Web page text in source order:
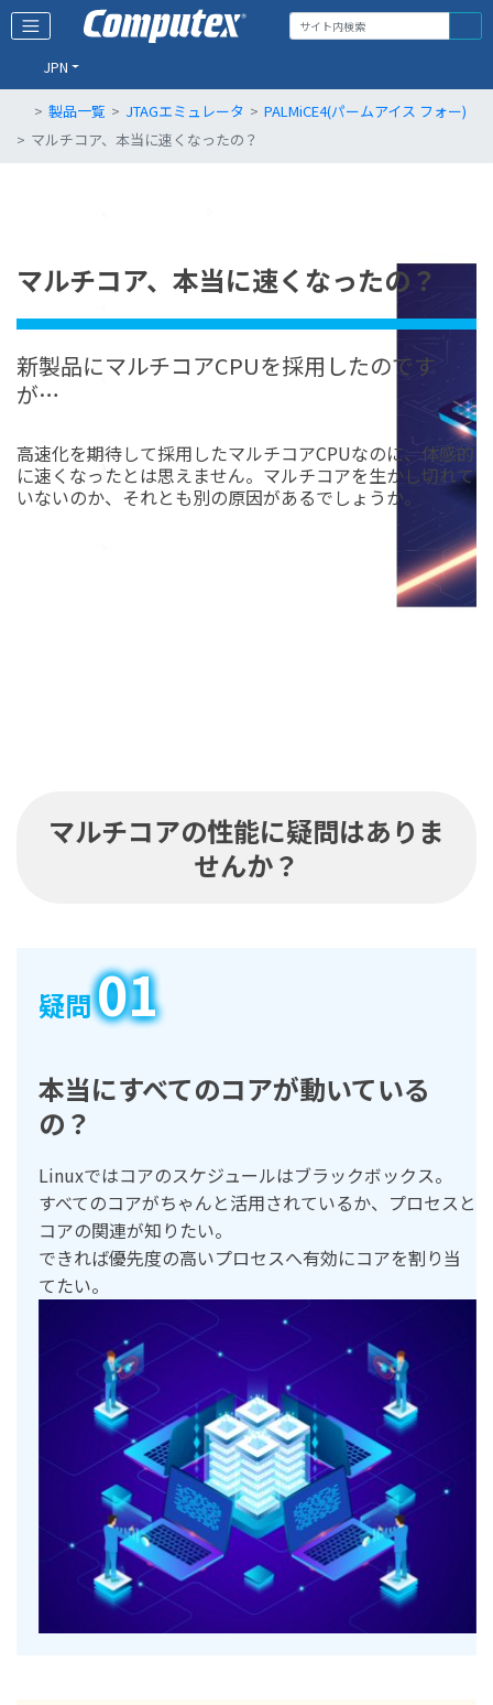
JPN
製品一覧 JTAGエミュレータ
PALMiCE4(パームアイス フォー)
マルチコア、本当に速くなったの？
マルチコア、本当に速くなったの？
新製品にマルチコアCPUを採用したのです
が…
高速化を期待して採用したマルチコアCPUなのに、体感的
に速くなったとは思えません。マルチコアを生かし切れて
いないのか、それとも別の原因があるでしょうか。
マルチコアの性能に疑問はありま
せんか？
疑問01
本当にすべてのコアが動いている
の？
Linuxではコアのスケジュールはブラックボックス。
すべてのコアがちゃんと活用されているか、プロセスと
コアの関連が知りたい。
できれば優先度の高いプロセスへ有効にコアを割り当
てたい。